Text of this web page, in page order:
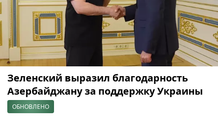
Зеленский выразил благодарность
Азербайджану за поддержку Украины
ОБНОВЛЕНО